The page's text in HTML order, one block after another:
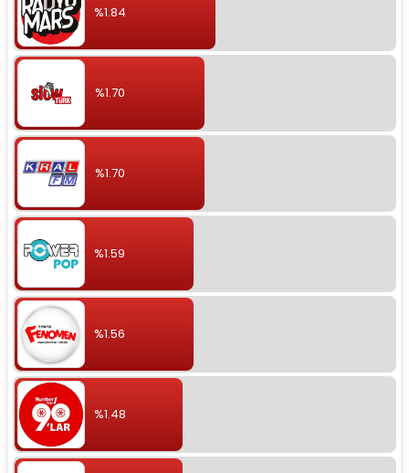
%1.84
%1.70
%1.70
%1.59
%1.56
%1.48